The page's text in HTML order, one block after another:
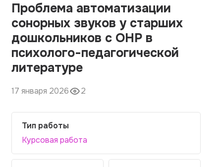
О компании
Наши гарантии
Порядок оплаты
Вопросы и ответы
Отзывы
Контакты
Проблема автоматизации
сонорных звуков у старших
дошкольников с ОНР в
психолого-педагогической
литературе
17 января 2026 2
Тип работы
Курсовая работа